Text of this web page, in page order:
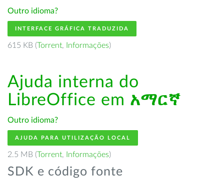
Outro idioma?
INTERFACE GRÁFICA TRADUZIDA
615 KB (Torrent, Informações)
Ajuda interna do
LibreOffice em አማርኛ
Outro idioma?
AJUDA PARA UTILIZAÇÃO LOCAL
2.5 MB (Torrent, Informações)
SDK e código fonte